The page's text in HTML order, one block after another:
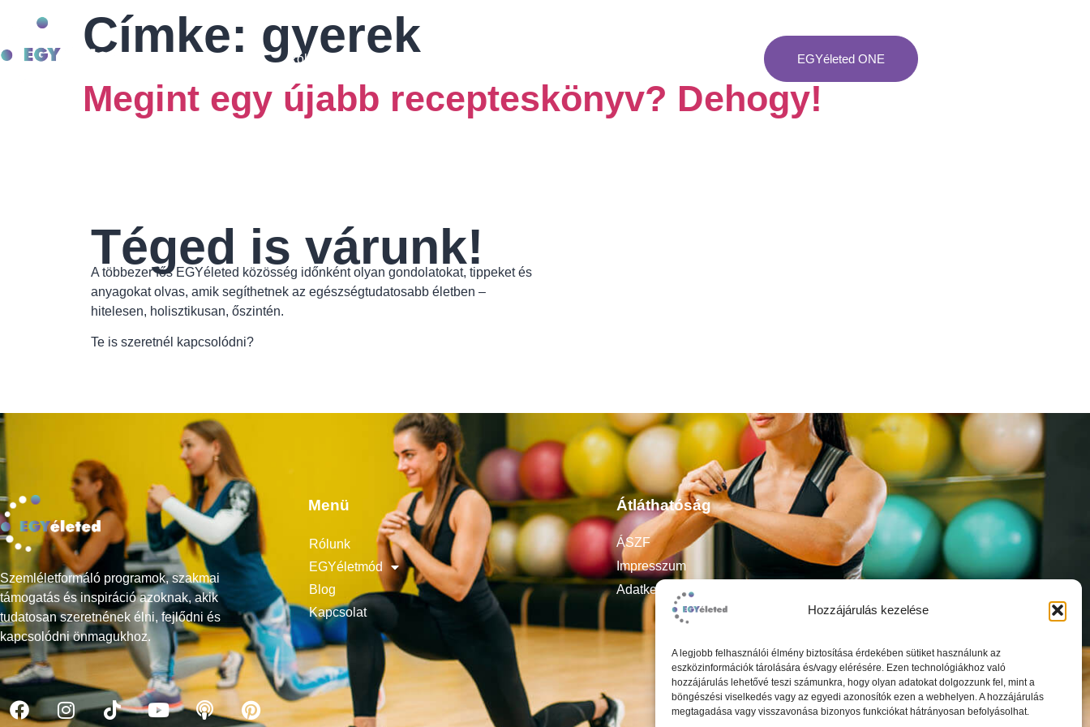
Hozzájárulás kezelése
A legjobb felhasználói élmény biztosítása érdekében sütiket használunk az
eszközinformációk tárolására és/vagy elérésére. Ezen technológiákhoz való
hozzájárulás lehetővé teszi számunkra, hogy olyan adatokat dolgozzunk fel, mint a
böngészési viselkedés vagy az egyedi azonosítók ezen a webhelyen. A hozzájárulás
megtagadása vagy visszavonása bizonyos funkciókat hátrányosan befolyásolhat.
Rólunk EGYéleted ONE
Címke: gyerek
Megint egy újabb recepteskönyv? Dehogy!
Téged is várunk!
A többezer fős EGYéleted közösség időnként olyan gondolatokat, tippeket és
anyagokat olvas, amik segíthetnek az egészségtudatosabb életben –
hitelesen, holisztikusan, őszintén.
Te is szeretnél kapcsolódni?
Szemléletformáló programok, szakmai
támogatás és inspiráció azoknak, akik
tudatosan szeretnének élni, fejlődni és
kapcsolódni önmagukhoz.
Menü
Rólunk
EGYéletmód
Blog
Kapcsolat
Átláthatóság
ÁSZF
Impresszum
Adatkezelési tájékoztató